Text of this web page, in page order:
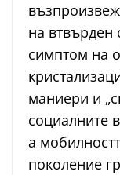
на втвърден
симптом на
маниери и
социалните
а
поколение